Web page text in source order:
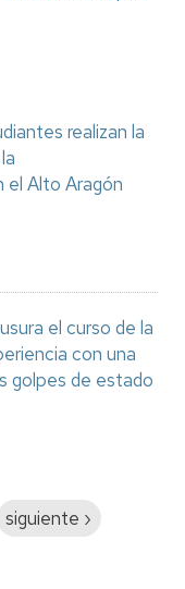
realizan la
el Alto Aragón
el curso de la
con una
golpes de estado
Siguiente
siguiente ›